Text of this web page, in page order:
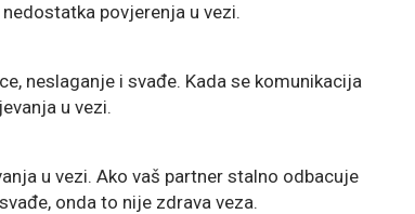
povjerenja u vezi.
neslaganje i svađe. Kada se komunikacija
u vezi.
u vezi. Ako vaš partner stalno odbacuje
onda to nije zdrava veza.